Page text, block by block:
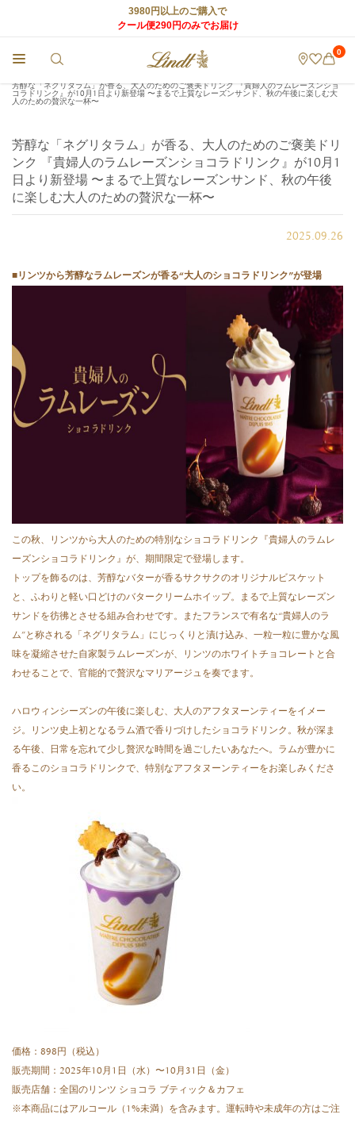
3980円以上のご購入で
クール便290円のみでお届け
0
芳醇な「ネグリタラム」が香る、大人のためのご褒美ドリンク 『貴婦人のラムレーズンショ
コラドリンク』が10月1日より新登場 〜まるで上質なレーズンサンド、秋の午後に楽しむ大
人のための贅沢な一杯〜
芳醇な「ネグリタラム」が香る、大人のためのご褒美ドリ
ンク 『貴婦人のラムレーズンショコラドリンク』が10月1
日より新登場 〜まるで上質なレーズンサンド、秋の午後
に楽しむ大人のための贅沢な一杯〜
2025.09.26
■リンツから芳醇なラムレーズンが香る“大人のショコラドリンク”が登場
この秋、リンツから大人のための特別なショコラドリンク『貴婦人のラムレ
ーズンショコラドリンク』が、期間限定で登場します。
トップを飾るのは、芳醇なバターが香るサクサクのオリジナルビスケット
と、ふわりと軽い口どけのバタークリームホイップ。まるで上質なレーズン
サンドを彷彿とさせる組み合わせです。またフランスで有名な“貴婦人のラ
ム”と称される「ネグリタラム」にじっくりと漬け込み、一粒一粒に豊かな風
味を凝縮させた自家製ラムレーズンが、リンツのホワイトチョコレートと合
わせることで、官能的で贅沢なマリアージュを奏でます。
ハロウィンシーズンの午後に楽しむ、大人のアフタヌーンティーをイメー
ジ。リンツ史上初となるラム酒で香りづけしたショコラドリンク。秋が深ま
る午後、日常を忘れて少し贅沢な時間を過ごしたいあなたへ。ラムが豊かに
香るこのショコラドリンクで、特別なアフタヌーンティーをお楽しみくださ
い。
価格：898円（税込）
販売期間：2025年10月1日（水）〜10月31日（金）
販売店舗：全国のリンツ ショコラ ブティック＆カフェ
※本商品にはアルコール（1%未満）を含みます。運転時や未成年の方はご注